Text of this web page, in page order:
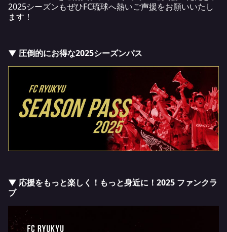
2025シーズンもぜひFC琉球へ熱いご声援をお願いいたし
ます！
▼ 圧倒的にお得な2025シーズンパス
▼ 応援をもっと楽しく！もっと身近に！2025 ファンクラ
ブ